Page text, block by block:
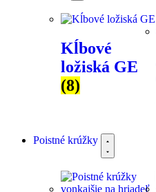
Kĺbové
ložiská GE
(8)
Poistné krúžky